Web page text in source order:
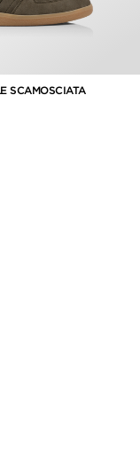
SCAMOSCIATA